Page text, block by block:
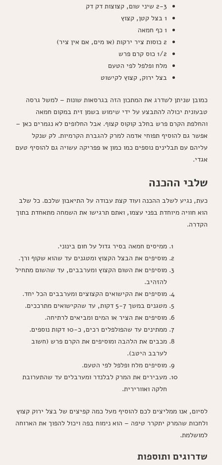
2-3 שיני שום, קצוצות דק דק
1 בצל קטן, קצוץ
1 כף חמאה
2 כוסות ציר ירקות (או מים, אם אין ציר)
1/2 כוס קרם פרש
מלח ופלפל לפי הטעם
בצל ירוק, קצוץ לקישוט
כמובן שניתן לשדרג את המתכון הזה בגרסאות שונות – למשל גרסה
טבעונית יכולה להתבצע על ידי שימוש בשמן זית במקום חמאה
והחלפת הקרם פרש בחלב קוקוס קצוף. אבל החלופים לא נגמרים כאן –
אפשר גם להוסיף תפוחי אדמה למרק להגברת הקרמיות. לק שנקל
עליהם עם תבלינים נוספים כמו כמון או פפריקה עשויה גם להוסיף טעם
אגדי.
שלבי ההכנה
כעת, נגיע לשלב ההכנה ועוד קצת עבודה על התיאבון שלכם. כל שלב
הוא חוויה מיוחדת בפני עצמו, ואתם תרגישו את השמחה מתאחדת בתוך
הקדרה.
ממיסים חמאה בסיר גדול על חום בינוני.
מוסיפים את הבצל הקצוץ ומטגנים עד שהוא שקוף ורך.
מוסיפים את השום הקצוץ ומערבבים, עד שהשום מתחיל
להזהיב.
מוסיפים את הקישואים הקצוצים ומערבבים הכל יחד.
מטגנים במשך 5-7 דקות, עד שהקישואים מתרככים.
מוסיפים את הציר או המים ומביאים לרתיחה.
ממתינים עד שהפולפלים רכים, כ-10 דקות נוספים.
מכבים את הלהבה ומוסיפים את הקרם פרש (חשוב
לערבב היטב).
מוסיפים מלח ופלפל לפי הטעם.
מעבירים את המרק לבלנדר ומערבלים עד שהתערובת
חלקה ואוורירית.
לסיום, אנו ממליצים לכם להוסיף מעל כמה קפיצים של בצל ירוק קצוץ
ולחכות שהמרק יתקרר טיפה – הוא נימוח בפה ויכול להפוך את הארוחה
למושלמת.
שדרוגים ותוספות